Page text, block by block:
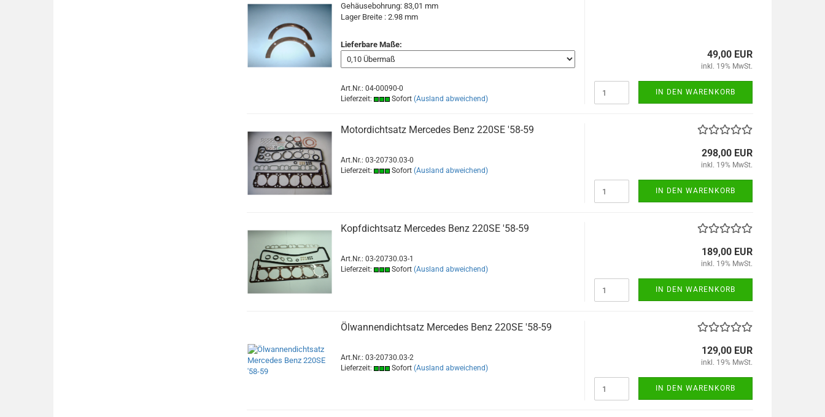
Gehäusebohrung: 83,01 mm
Lager Breite : 2.98 mm
Lieferbare Maße:
Art.Nr.: 04-00090-0
Lieferzeit:
Sofort (Ausland abweichend)
49,00 EUR
inkl. 19% MwSt.
IN DEN WARENKORB
Motordichtsatz Mercedes Benz 220SE '58-59
Art.Nr.: 03-20730.03-0
Lieferzeit:
Sofort (Ausland abweichend)
298,00 EUR
inkl. 19% MwSt.
IN DEN WARENKORB
Kopfdichtsatz Mercedes Benz 220SE '58-59
Art.Nr.: 03-20730.03-1
Lieferzeit:
Sofort (Ausland abweichend)
189,00 EUR
inkl. 19% MwSt.
IN DEN WARENKORB
Ölwannendichtsatz Mercedes Benz 220SE '58-59
Art.Nr.: 03-20730.03-2
Lieferzeit:
Sofort (Ausland abweichend)
129,00 EUR
inkl. 19% MwSt.
IN DEN WARENKORB